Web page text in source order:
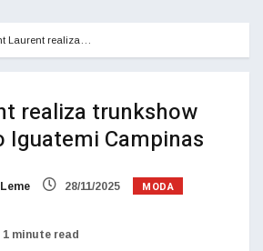
Laurent realiza…
realiza trunkshow
Iguatemi Campinas
28/11/2025 MODA
1 minute read